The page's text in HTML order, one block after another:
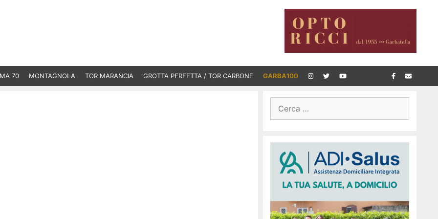
70 MONTAGNOLA TOR MARANCIA GROTTA PERFETTA / TOR CARBONE GARBA100
per: